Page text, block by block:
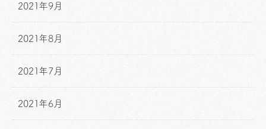
2021年9月
2021年8月
2021年7月
2021年6月